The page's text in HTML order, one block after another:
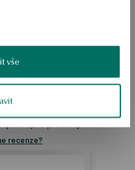
vše
recenze
recenze?